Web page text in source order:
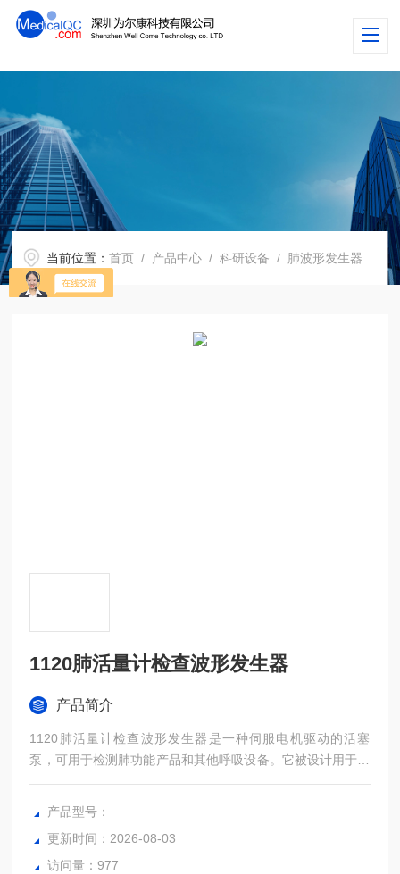
当前位置：首页 / 产品中心 /科研设备 / 肺波形发生器
1120肺活量计检查波形发生器
产品简介
1120肺活量计检查波形发生器是一种伺服电机驱动的活塞
泵，可用于检测肺功能产品和其他呼吸设备。它被设计用于产
品开发和制造测试应用。流量/体积模拟器有三种工作模式。
呼气波形模式用于使用ATS波形、峰值流量波形或自定义波形
产品型号：
更新时间：2026-08-03
访问量：977